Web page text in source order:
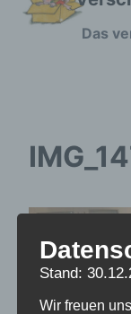
Zum
Das
Stand:
Wir freuen